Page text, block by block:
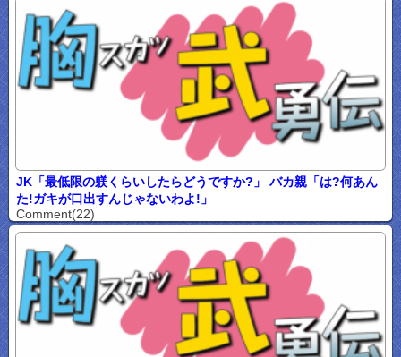
JK「最低限の躾くらいしたらどうですか?」 バカ親「は?何あん
た!ガキが口出すんじゃないわよ!」
Comment(22)